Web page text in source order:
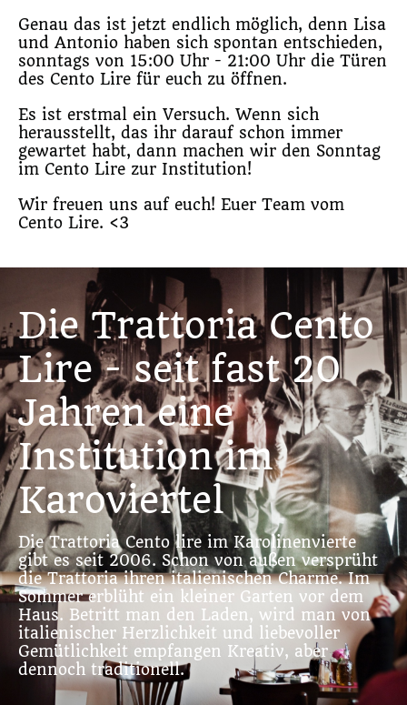
Genau das ist jetzt endlich möglich, denn Lisa
und Antonio haben sich spontan entschieden,
sonntags von 15:00 Uhr - 21:00 Uhr die Türen
des Cento Lire für euch zu öffnen.
Es ist erstmal ein Versuch. Wenn sich
herausstellt, das ihr darauf schon immer
gewartet habt, dann machen wir den Sonntag
im Cento Lire zur Institution!
Wir freuen uns auf euch! Euer Team vom
Cento Lire. <3
Die Trattoria Cento
Lire - seit fast 20
Jahren eine
Institution im
Karoviertel
Die Trattoria Cento lire im Karolinenvierte
gibt es seit 2006. Schon von außen versprüht
die Trattoria ihren italienischen Charme. Im
Sommer erblüht ein kleiner Garten vor dem
Haus. Betritt man den Laden, wird man von
italienischer Herzlichkeit und liebevoller
Gemütlichkeit empfangen Kreativ, aber
dennoch traditionell.